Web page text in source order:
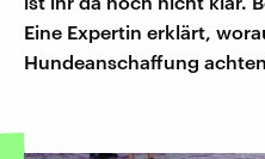
Eine Expertin erklärt,
Hundeanschaffung